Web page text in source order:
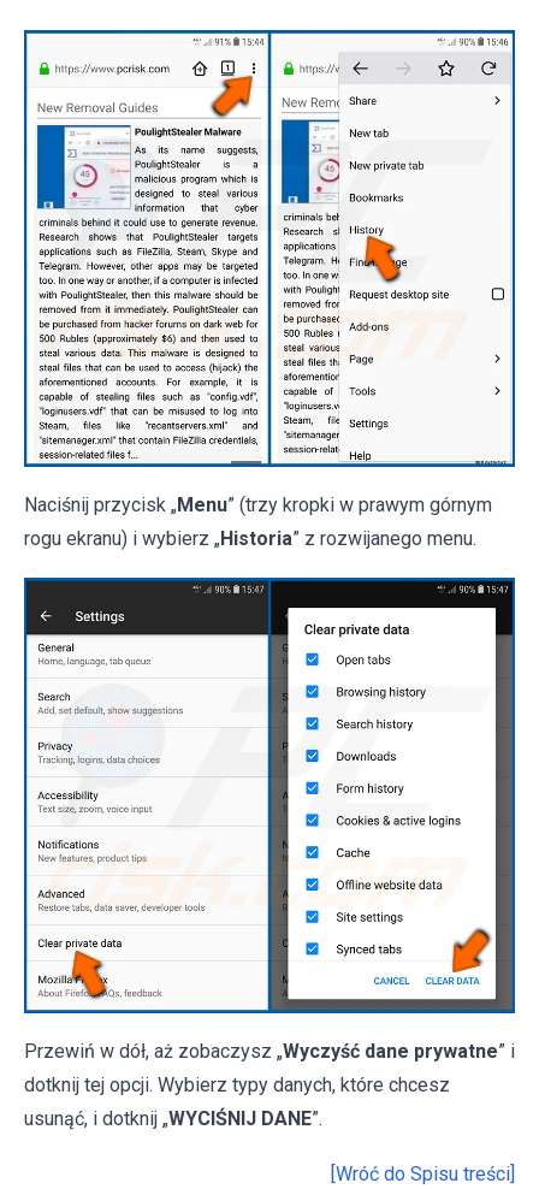
Naciśnij przycisk „Menu” (trzy kropki w prawym górnym
rogu ekranu) i wybierz „Historia” z rozwijanego menu.
Przewiń w dół, aż zobaczysz „Wyczyść dane prywatne” i
dotknij tej opcji. Wybierz typy danych, które chcesz
usunąć, i dotknij „WYCIŚNIJ DANE”.
[Wróć do Spisu treści]